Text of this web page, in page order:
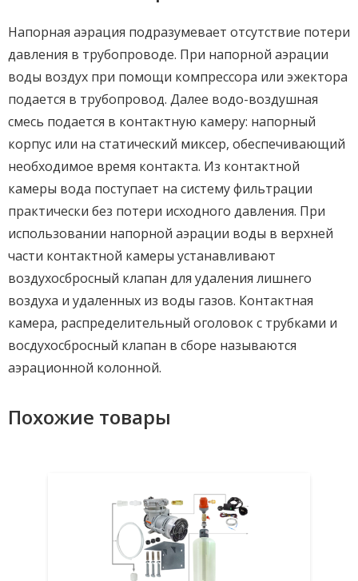
Напорная аэрация подразумевает отсутствие потери
давления в трубопроводе. При напорной аэрации
воды воздух при помощи компрессора или эжектора
подается в трубопровод. Далее водо-воздушная
смесь подается в контактную камеру: напорный
корпус или на статический миксер, обеспечивающий
необходимое время контакта. Из контактной
камеры вода поступает на систему фильтрации
практически без потери исходного давления. При
использовании напорной аэрации воды в верхней
части контактной камеры устанавливают
воздухосбросный клапан для удаления лишнего
воздуха и удаленных из воды газов. Контактная
камера, распределительный оголовок с трубками и
восдухосбросный клапан в сборе называются
аэрационной колонной.
Похожие товары